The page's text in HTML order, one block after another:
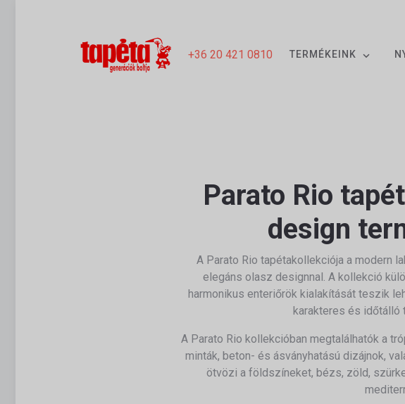
+36 20 421 0810 TERMÉKEINK
Parato Rio
design
A Parato Rio tapétakollekciója a modern
elegáns olasz designnal. A kollekció
harmonikus enteriőrök kialakítását teszik
karakteres és időtálló
A Parato Rio kollekcióban megtalálhatók a
minták, beton- és ásványhatású dizájnok,
ötvözi a földszíneket, bézs, zöld,